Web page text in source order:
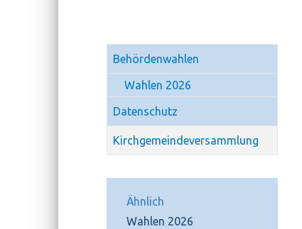
Behördenwahlen
Wahlen 2026
Datenschutz
Kirchgemeindeversammlung
Ähnlich
Wahlen 2026